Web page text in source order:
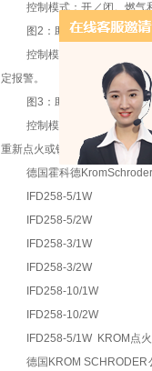
控制模式：开／闭。燃气
图2：助燃风烧嘴(≤350kW)
控制模式：连续控制。
定报警。
图3：助燃风烧嘴(>350kW)
控制模式：大火/小火或
重新点火或锁定报警
德国霍科德
IFD258-5/1W
IFD258-5/2W
IFD258-3/1W
IFD258-3/2W
IFD258-10/1W
IFD258-10/2W
IFD258-5/1W KROM点
德国KROM